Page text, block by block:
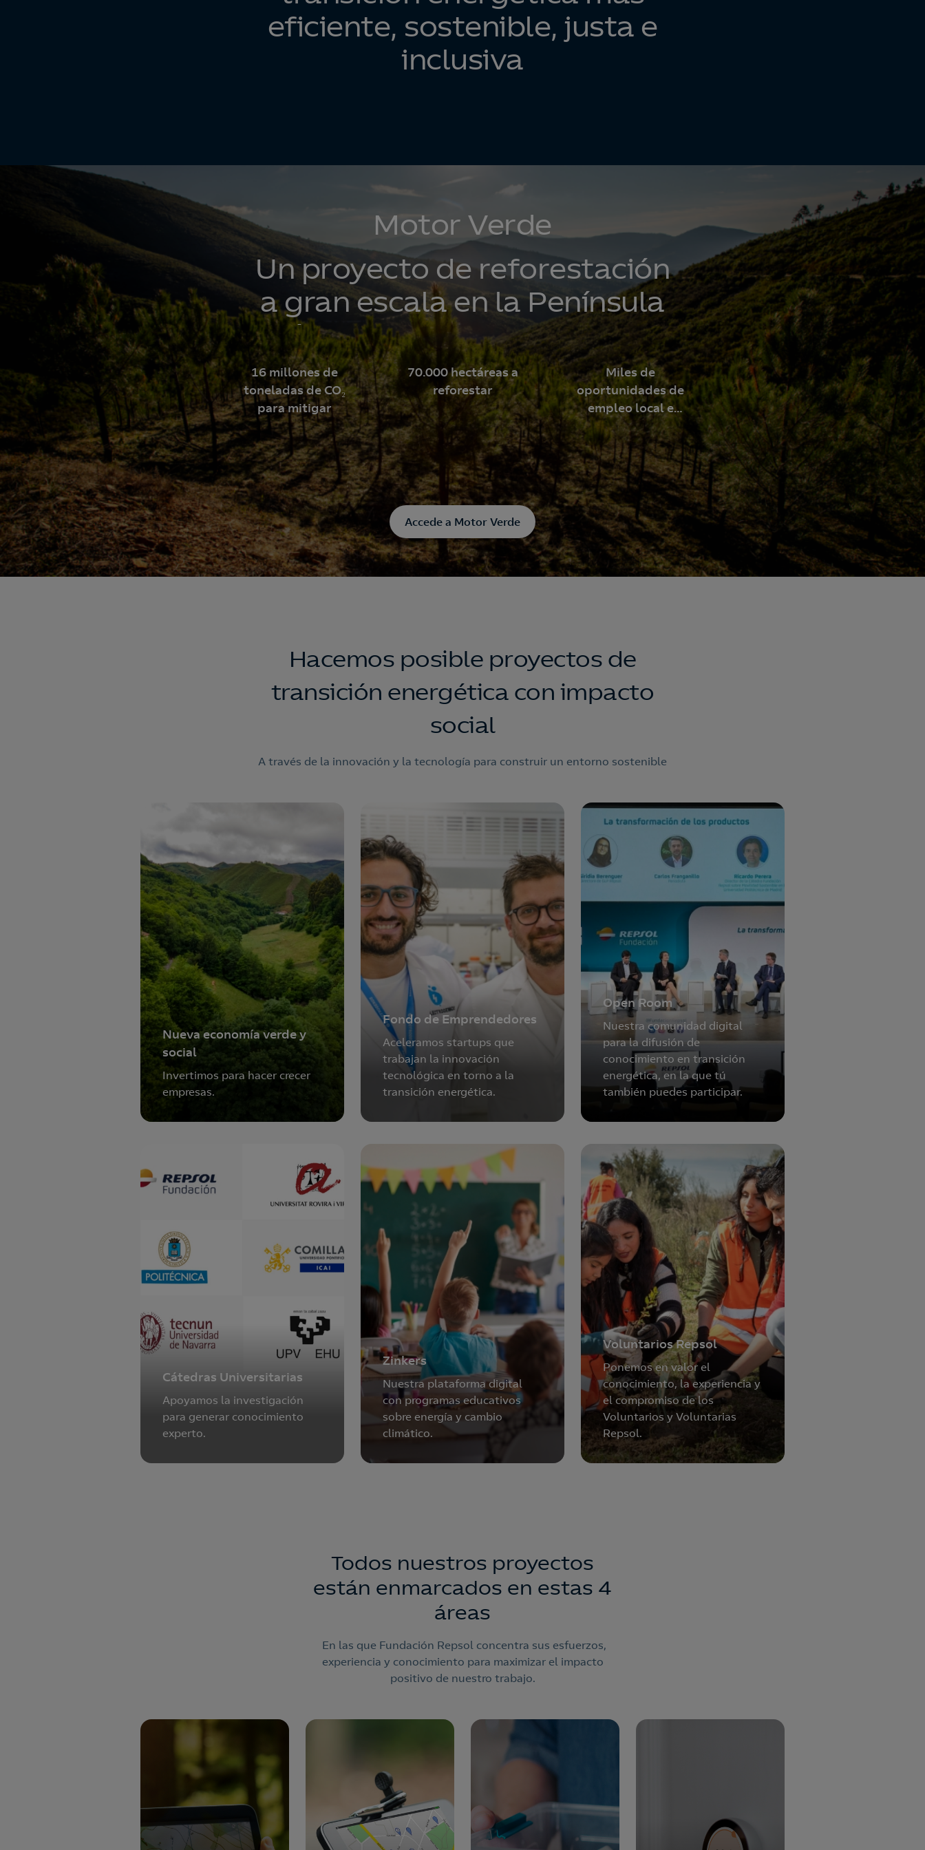
eficiente, sostenible, justa e
inclusiva​
Motor Verde
Un proyecto de reforestación
a gran escala en la Península
Ibérica para mitigar la huella
de carbono
16 millones de
toneladas de CO₂
para mitigar
70.000 hectáreas a
reforestar
Miles de
oportunidades de
empleo local e
inclusivo
Accede a Motor Verde
Hacemos posible proyectos de
transición energética con impacto
social
A través de la innovación y la tecnología para construir un entorno sostenible
Nueva economía verde y
social
Invertimos para hacer crecer
empresas.
Fondo de Emprendedores
Aceleramos startups que
trabajan la innovación
tecnológica en torno a la
transición energética.
Open Room
Nuestra comunidad digital
para la difusión de
conocimiento en transición
energética, en la que tú
también puedes participar.
Cátedras Universitarias
Apoyamos la investigación
para generar conocimiento
experto.
Zinkers
Nuestra plataforma digital
con programas educativos
sobre energía y cambio
climático.
Voluntarios Repsol
Ponemos en valor el
conocimiento, la experiencia y
el compromiso de los
Voluntarios y Voluntarias
Repsol.
Todos nuestros proyectos
están enmarcados en estas 4
áreas
En las que Fundación Repsol concentra sus esfuerzos,
experiencia y conocimiento para maximizar el impacto
positivo de nuestro trabajo​.